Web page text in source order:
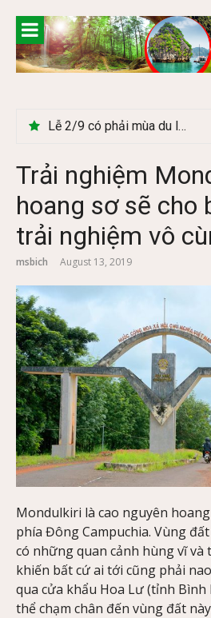
content
Lễ 2/9 có phải mùa du lịch Hà Giang đẹp không?
Trải nghiệm
hoang sơ sẽ cho
trải nghiệm vô
msbich August 13, 2019
Mondulkiri là cao nguyên
phía Đông Campuchia. Vùng
có những quan cảnh hùng vĩ và
khiến bất cứ ai tới cũng phải
qua cửa khẩu Hoa Lư (tỉnh Bình
thể chạm chân đến vùng đất